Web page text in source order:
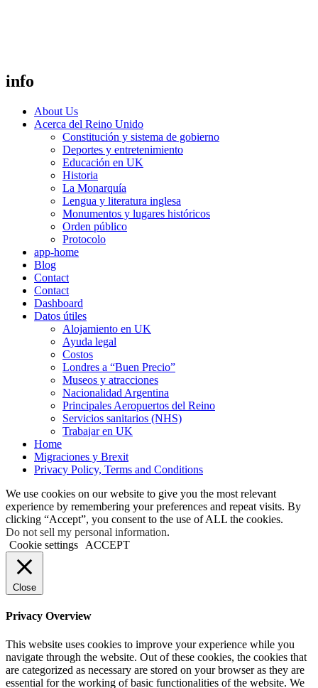
info
About Us
Acerca del Reino Unido
Constitución y sistema de gobierno
Deportes y entretenimiento
Educación en UK
Historia
La Monarquía
Lengua y literatura inglesa
Monumentos y lugares históricos
Orden público
Protocolo
app-home
Blog
Contact
Contact
Dashboard
Datos útiles
Alojamiento en UK
Ayuda legal
Costos
Londres a “Buen Precio”
Museos y atracciones
Nacionalidad Argentina
Principales Aeropuertos del Reino
Servicios sanitarios (NHS)
Trabajar en UK
Home
Migraciones y Brexit
Privacy Policy, Terms and Conditions
We use cookies on our website to give you the most relevant
experience by remembering your preferences and repeat visits. By
clicking “Accept”, you consent to the use of ALL the cookies.
Do not sell my personal information.
Cookie settings
ACCEPT
Close
Privacy Overview
This website uses cookies to improve your experience while you
navigate through the website. Out of these cookies, the cookies that
are categorized as necessary are stored on your browser as they are
essential for the working of basic functionalities of the website. We